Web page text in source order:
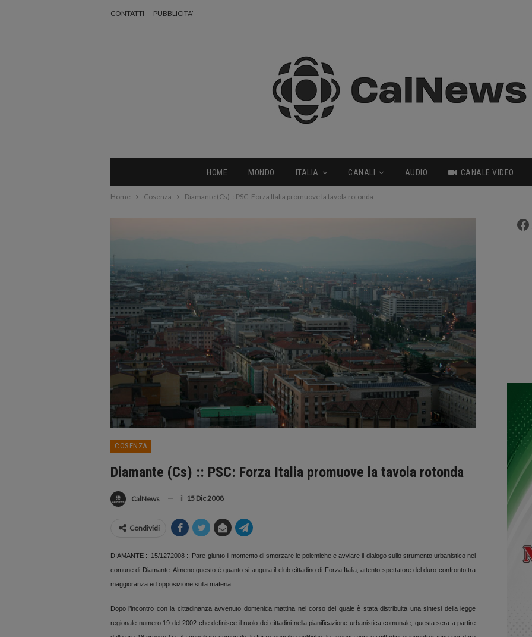
CONTATTI PUBBLICITA’
HOME MONDO ITALIA CANALI AUDIO CANALE VIDEO
Home Cosenza Diamante (Cs) :: PSC: Forza Italia promuove la tavola rotonda
COSENZA
Diamante (Cs) :: PSC: Forza Italia promuove la tavola rotonda
CalNews il 15 Dic 2008
Condividi
DIAMANTE :: 15/1272008 :: Pare giunto il momento di smorzare le polemiche e avviare il dialogo sullo strumento urbanistico nel
comune di Diamante. Almeno questo è quanto si augura il club cittadino di Forza Italia, attento spettatore del duro confronto tra
maggioranza ed opposizione sulla materia.
Dopo l’incontro con la cittadinanza avvenuto domenica mattina nel corso del quale è stata distribuita una sintesi della legge
regionale numero 19 del 2002 che definisce il ruolo dei cittadini nella pianificazione urbanistica comunale, questa sera a partire